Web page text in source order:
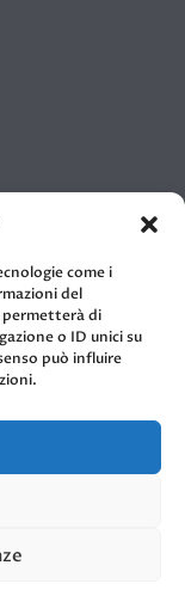
come i
del
permetterà di
o ID unici su
può influire
800 31 23 02
(+39) 085 80793
(+39) 085 8071464